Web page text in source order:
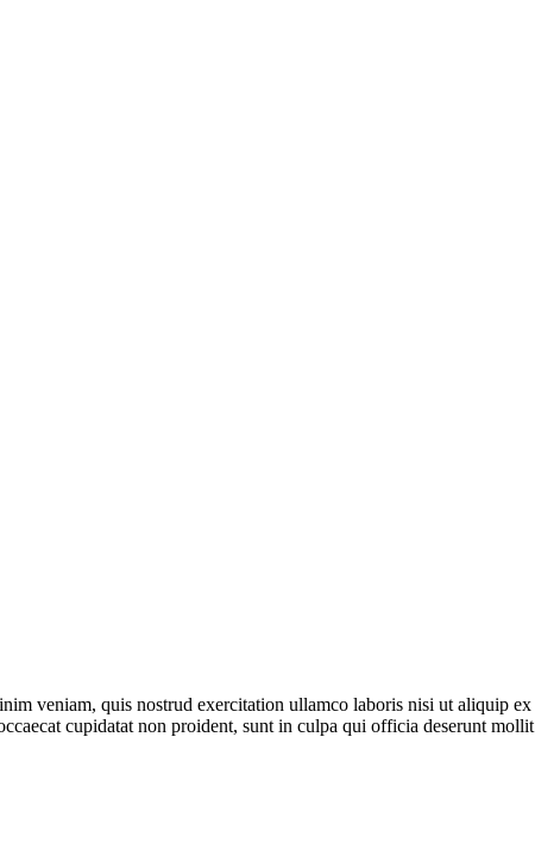
veniam, quis nostrud exercitation ullamco laboris nisi ut aliquip ex
cupidatat non proident, sunt in culpa qui officia deserunt mollit